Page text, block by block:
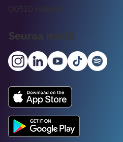
00510 Helsinki
Seuraa meitä